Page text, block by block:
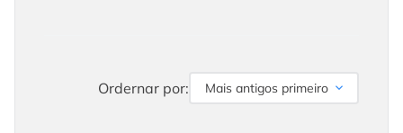
Ordernar por: Mais antigos primeiro